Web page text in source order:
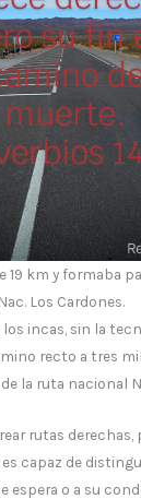
19 km y formaba
Los Cardones.
incas, sin la
recto a tres
la ruta nacional
rutas
capaz de
espera o a su